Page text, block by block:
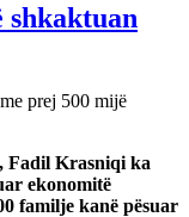
shkaktuan
Fadil Krasniqi ka
ekonomitë
familje kanë pësuar